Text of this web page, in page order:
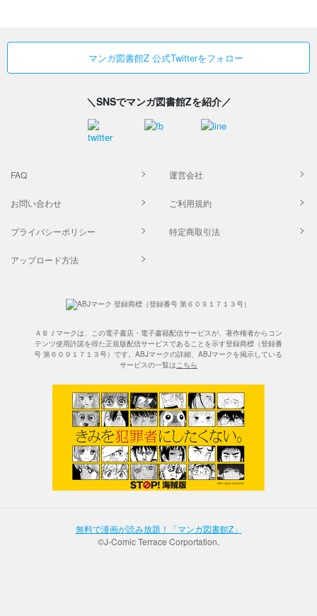
マンガ図書館Z 公式Twitterをフォロー
＼SNSでマンガ図書館Zを紹介／
FAQ 運営会社
お問い合わせ ご利用規約
プライバシーポリシー 特定商取引法
アップロード方法
ＡＢＪマークは、この電子書店・電子書籍配信サービスが、著作権者からコン
テンツ使用許諾を得た正規版配信サービスであることを示す登録商標（登録番
号 第６０９１７１３号）です。ABJマークの詳細、ABJマークを掲示している
サービスの一覧はこちら
無料で漫画が読み放題！「マンガ図書館Z」
©J-Comic Terrace Corportation.